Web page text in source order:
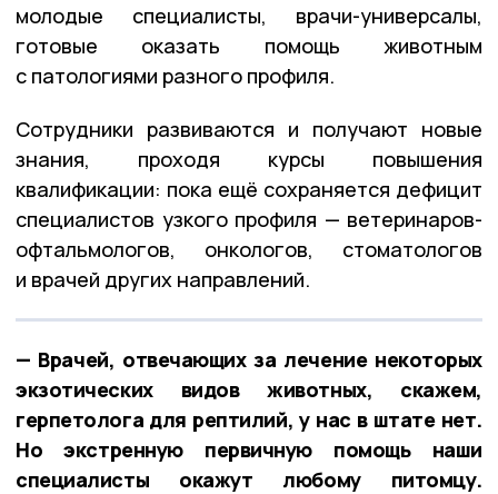
молодые специалисты, врачи-универсалы,
готовые оказать помощь животным
с патологиями разного профиля.
Сотрудники развиваются и получают новые
знания, проходя курсы повышения
квалификации: пока ещё сохраняется дефицит
специалистов узкого профиля — ветеринаров-
офтальмологов, онкологов, стоматологов
и врачей других направлений.
— Врачей, отвечающих за лечение некоторых
экзотических видов животных, скажем,
герпетолога для рептилий, у нас в штате нет.
Но экстренную первичную помощь наши
специалисты окажут любому питомцу.